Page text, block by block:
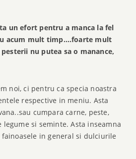
un efort pentru a manca la fel
acum mult timp….foarte mult
nu putea sa o manance,
noi, ci pentru ca specia noastra
respective in meniu. Asta
cumpara carne, peste,
si seminte. Asta inseamna
fainoasele in general si dulciurile